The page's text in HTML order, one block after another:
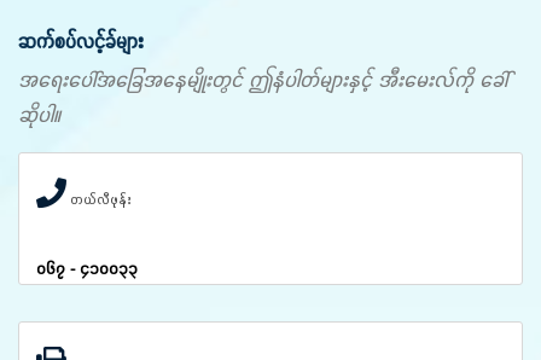
ဆက်စပ်လင့်ခ်များ
အရေးပေါ်အခြေအနေမျိုးတွင် ဤနံပါတ်များနှင့် အီးမေးလ်ကို ခေါ်
ဆိုပါ။
တယ်လီဖုန်း
၀၆၇ - ၄၁၀၀၃၃